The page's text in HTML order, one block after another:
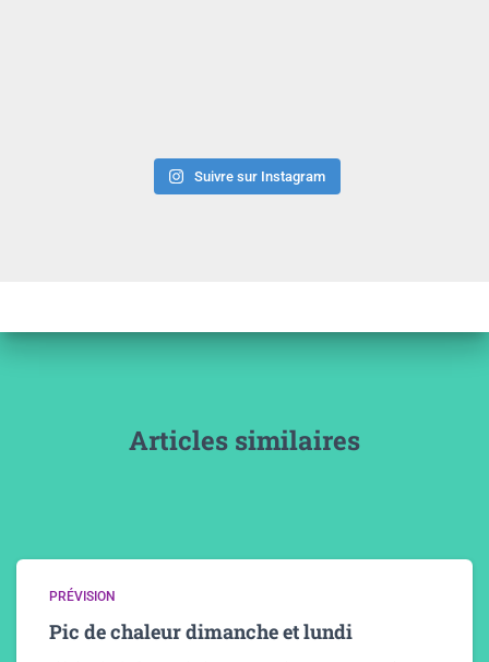
Suivre sur Instagram
Articles similaires
PRÉVISION
Pic de chaleur dimanche et lundi